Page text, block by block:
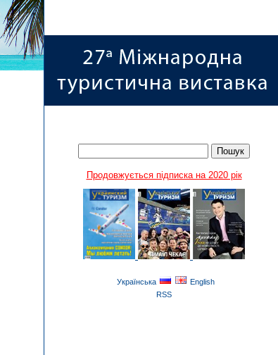
Продовжується підписка на 2020 рік
Українська
English
RSS